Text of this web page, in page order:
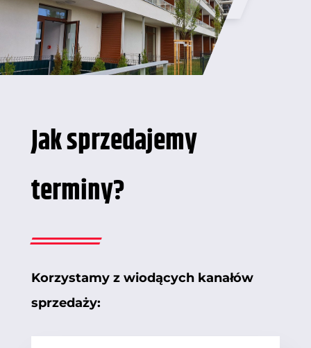
Jak sprzedajemy
terminy?
Korzystamy z wiodących kanałów
sprzedaży: